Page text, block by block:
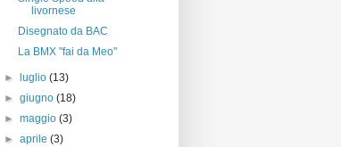
livornese
Disegnato da BAC
La BMX "fai da Meo"
► luglio(13)
►giugno(18)
►maggio(3)
►aprile(3)